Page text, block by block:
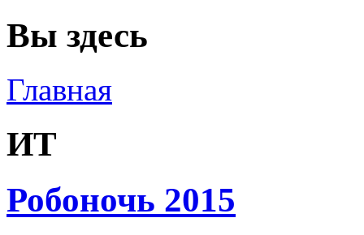
Вы здесь
Главная
ИТ
Робоночь 2015